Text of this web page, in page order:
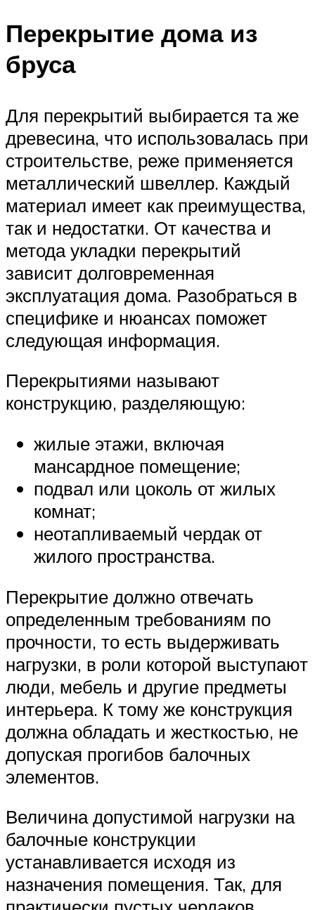
Перекрытие дома из
бруса
Для перекрытий выбирается та же
древесина, что использовалась при
строительстве, реже применяется
металлический швеллер. Каждый
материал имеет как преимущества,
так и недостатки. От качества и
метода укладки перекрытий
зависит долговременная
эксплуатация дома. Разобраться в
специфике и нюансах поможет
следующая информация.
Перекрытиями называют
конструкцию, разделяющую:
жилые этажи, включая
мансардное помещение;
подвал или цоколь от жилых
комнат;
неотапливаемый чердак от
жилого пространства.
Перекрытие должно отвечать
определенным требованиям по
прочности, то есть выдерживать
нагрузки, в роли которой выступают
люди, мебель и другие предметы
интерьера. К тому же конструкция
должна обладать и жесткостью, не
допуская прогибов балочных
элементов.
Величина допустимой нагрузки на
балочные конструкции
устанавливается исходя из
назначения помещения. Так, для